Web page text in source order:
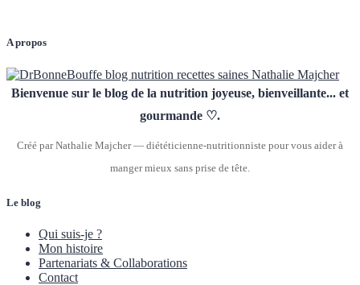
A propos
Bienvenue sur le blog de la nutrition joyeuse, bienveillante... et
gourmande ♡.
Créé par Nathalie Majcher — diététicienne-nutritionniste pour vous aider à
manger mieux sans prise de tête.
Le blog
Qui suis-je ?
Mon histoire
Partenariats & Collaborations
Contact